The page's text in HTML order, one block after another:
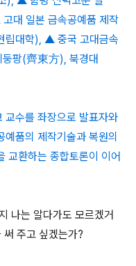
대 일본 금속공예품 제작
립대학), ▲ 중국 고대금속
둥팡(齊東方), 북경대
교수를 좌장으로 발표자와
품의 제작기술과 복원의
교환하는 종합토론이 이어
나는 알다가도 모르겠거
써 주고 싶겠는가?